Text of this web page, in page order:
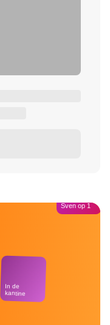
In de
kantine
Sven op 1